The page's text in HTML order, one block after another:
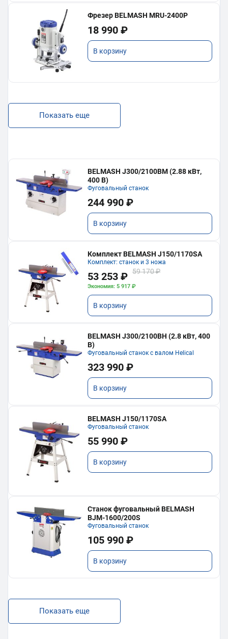
Фрезер BELMASH MRU-2400P
18 990 ₽
В корзину
Показать еще
BELMASH J300/2100ВМ (2.88 кВт,
400 В)
Фуговальный станок
244 990 ₽
В корзину
Комплект BELMASH J150/1170SA
Комплект: станок и 3 ножа
53 253 ₽ 59 170 ₽
Экономия: 5 917 ₽
В корзину
BELMASH J300/2100ВH (2.8 кВт, 400
В)
Фуговальный станок с валом Helical
323 990 ₽
В корзину
BELMASH J150/1170SA
Фуговальный станок
55 990 ₽
В корзину
Станок фуговальный BELMASH
BJM-1600/200S
Фуговальный станок
105 990 ₽
В корзину
Показать еще